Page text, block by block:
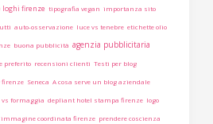
loghi firenze tipografia vegan importanza sito
auto-osservazione luce vs tenebre etichette olio
buona pubblicità agenzia pubblicitaria
preferito recensioni clienti Testi per blog
firenze Seneca A cosa serve un blog aziendale
formaggia depliant hotel stampa firenze logo
coordinata firenze prendere coscienza